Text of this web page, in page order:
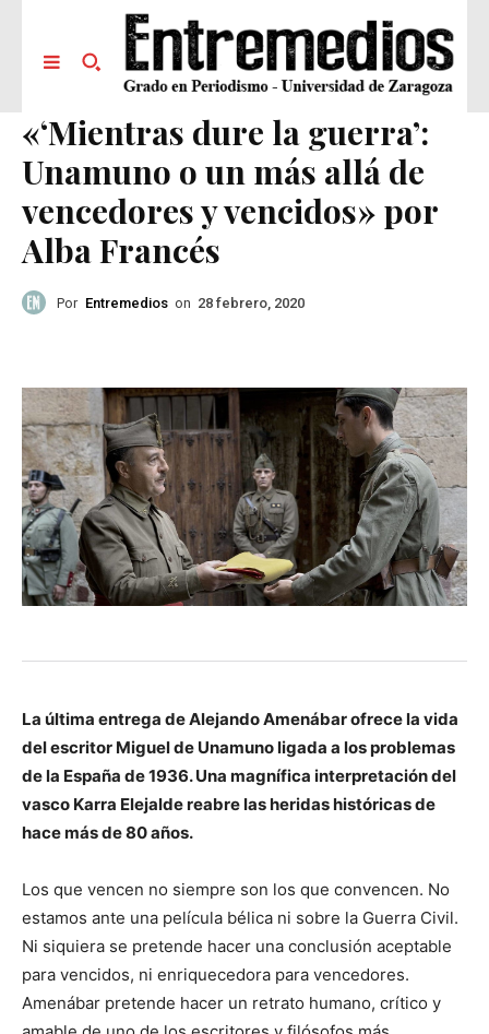
«‘Mientras dure la guerra’:
Unamuno o un más allá de
vencedores y vencidos» por
Alba Francés
Por Entremedios on 28 febrero, 2020
La última entrega de Alejando Amenábar ofrece la vida
del escritor Miguel de Unamuno ligada a los problemas
de la España de 1936. Una magnífica interpretación del
vasco Karra Elejalde reabre las heridas históricas de
hace más de 80 años.
Los que vencen no siempre son los que convencen. No
estamos ante una película bélica ni sobre la Guerra Civil.
Ni siquiera se pretende hacer una conclusión aceptable
para vencidos, ni enriquecedora para vencedores.
Amenábar pretende hacer un retrato humano, crítico y